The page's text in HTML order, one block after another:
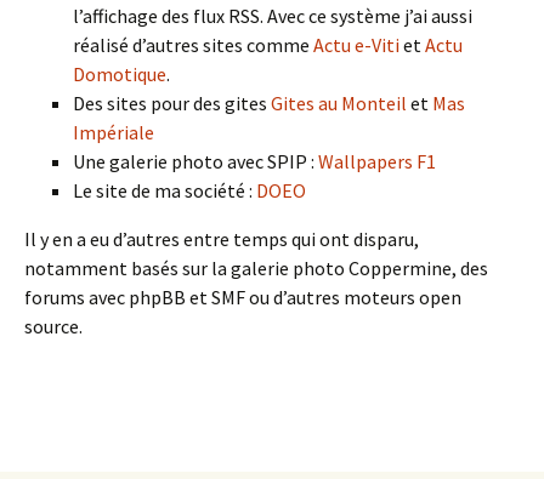
l’affichage des flux RSS. Avec ce système j’ai aussi
réalisé d’autres sites comme Actu e-Vitiet Actu
Domotique.
Des sites pour des gites Gites au Monteil et Mas
Impériale
Une galerie photo avec SPIP : Wallpapers F1
Le site de ma société : DOEO
Il y en a eu d’autres entre temps qui ont disparu,
notamment basés sur la galerie photo Coppermine, des
forums avec phpBB et SMF ou d’autres moteurs open
source.